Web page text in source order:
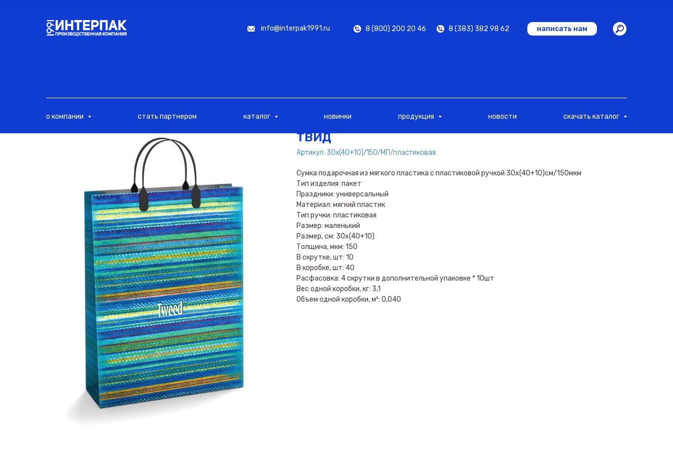
написать нам
info@interpak1991.ru 8 (800) 200 20 46 8 (383) 382 98 62
о компании стать партнером каталог новинки продукция новости скачать каталог
ТВИД
Артикул: 30х(40+10)/150/МП/пластиковая
Сумка подарочная из мягкого пластика с пластиковой ручкой 30х(40+10)см/150мкм
Тип изделия: пакет
Праздники: универсальный
Материал: мягкий пластик
Тип ручки: пластиковая
Размер: маленький
Размер, см: 30х(40+10)
Толщина, мкм: 150
В скрутке, шт: 10
В коробке, шт: 40
Расфасовка: 4 скрутки в дополнительной упаковке * 10шт
Вес одной коробки, кг: 3,1
Объем одной коробки, м³: 0,040